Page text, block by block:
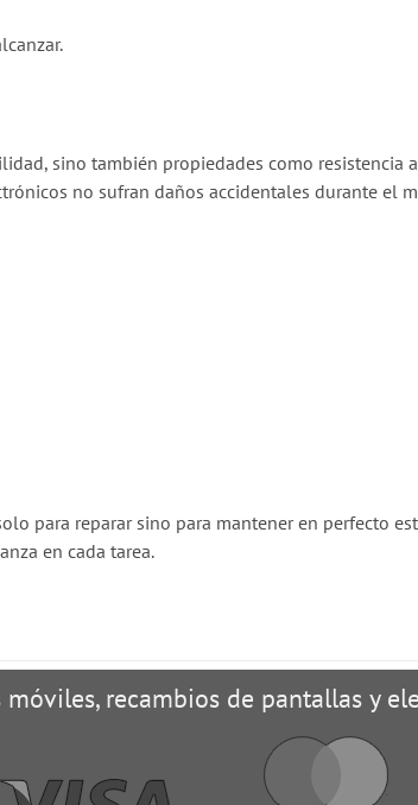
sino también propiedades como resistencia
no sufran daños accidentales durante el
para reparar sino para mantener en perfecto
en cada tarea.
recambios de pantallas y